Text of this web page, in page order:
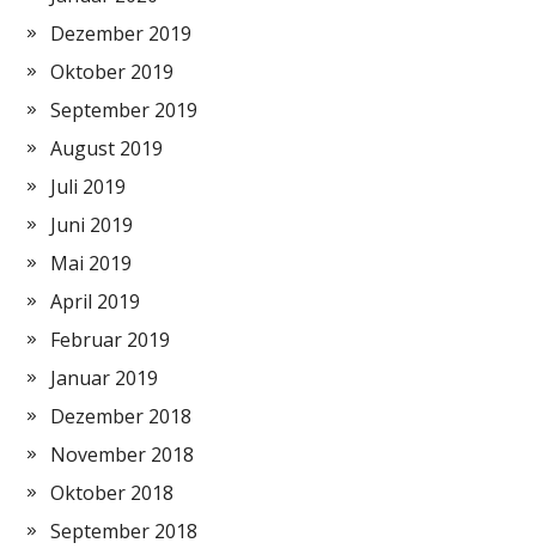
Dezember 2019
Oktober 2019
September 2019
August 2019
Juli 2019
Juni 2019
Mai 2019
April 2019
Februar 2019
Januar 2019
Dezember 2018
November 2018
Oktober 2018
September 2018